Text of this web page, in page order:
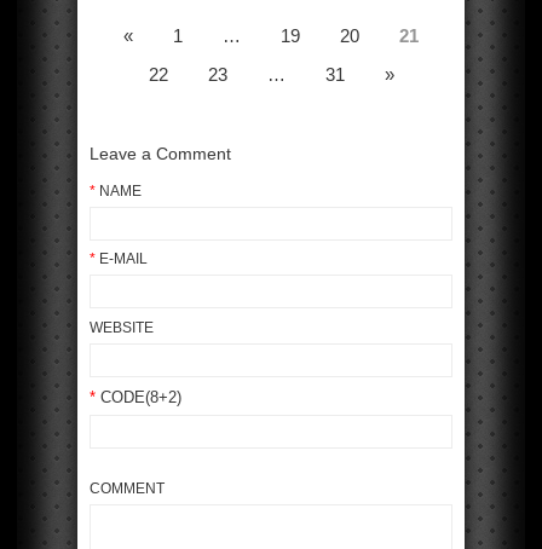
« 1 … 19 20
21
22
23 … 31 »
Leave a Comment
* NAME
* E-MAIL
WEBSITE
* CODE(8+2)
COMMENT